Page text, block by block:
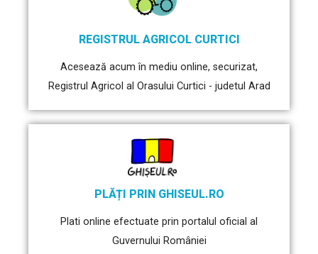
REGISTRUL AGRICOL CURTICI
Acesează acum în mediu online, securizat,
Registrul Agricol al Orasului Curtici - judetul Arad
PLĂȚI PRIN GHISEUL.RO
Plati online efectuate prin portalul oficial al
Guvernului României